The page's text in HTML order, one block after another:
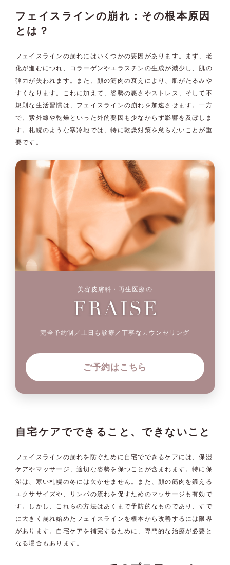
フェイスラインの崩れ：その根本原因
とは？
フェイスラインの崩れにはいくつかの要因があります。まず、老
化が進むにつれ、コラーゲンやエラスチンの生成が減少し、肌の
弾力が失われます。また、顔の筋肉の衰えにより、肌がたるみや
すくなります。これに加えて、姿勢の悪さやストレス、そして不
規則な生活習慣は、フェイスラインの崩れを加速させます。一方
で、紫外線や乾燥といった外的要因も少なからず影響を及ぼしま
す。札幌のような寒冷地では、特に乾燥対策を怠らないことが重
要です。
美容皮膚科・再生医療の
完全予約制／土日も診療／丁寧なカウンセリング
ご予約はこちら
自宅ケアでできること、できないこと
フェイスラインの崩れを防ぐために自宅でできるケアには、保湿
ケアやマッサージ、適切な姿勢を保つことが含まれます。特に保
湿は、寒い札幌の冬には欠かせません。また、顔の筋肉を鍛える
エクササイズや、リンパの流れを促すためのマッサージも有効で
す。しかし、これらの方法はあくまで予防的なものであり、すで
に大きく崩れ始めたフェイスラインを根本から改善するには限界
があります。自宅ケアを補完するために、専門的な治療が必要と
なる場合もあります。